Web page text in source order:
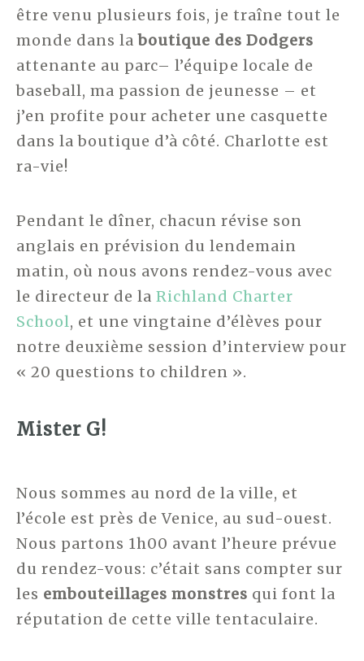
être venu plusieurs fois, je traîne tout le
monde dans laboutique des Dodgers
attenante au parc– l’équipe locale de
baseball, ma passion de jeunesse – et
j’en profite pour acheter une casquette
dans la boutique d’à côté. Charlotte est
ra-vie!
Pendant le dîner, chacun révise son
anglais en prévision du lendemain
matin, où nous avons rendez-vous avec
le directeur de la Richland Charter
School, et une vingtaine d’élèves pour
notre deuxième session d’interview pour
« 20 questions to children ».
Mister G!
Nous sommes au nord de la ville, et
l’école est près de Venice, au sud-ouest.
Nous partons 1h00 avant l’heure prévue
du rendez-vous: c’était sans compter sur
les embouteillages monstres qui font la
réputation de cette ville tentaculaire.